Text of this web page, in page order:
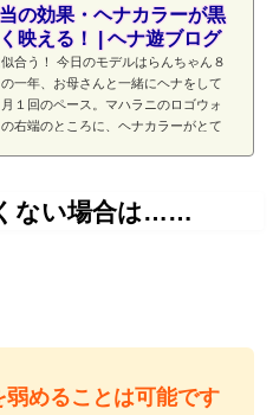
の効果・ヘナカラーが黒
映える！ | ヘナ遊ブログ
合う！ 今日のモデルはらんちゃん８
一年、お母さんと一緒にヘナをして
１回のペース。マハラニのロゴウォ
右端のところに、ヘナカラーがとて
ない場合は……
めることは可能です